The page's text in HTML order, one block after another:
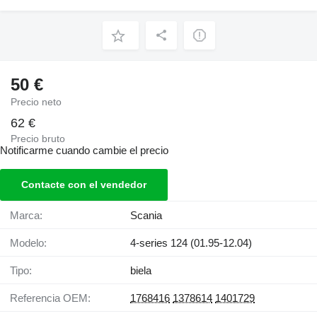
50 €
Precio neto
62 €
Precio bruto
Notificarme cuando cambie el precio
Contacte con el vendedor
Marca: Scania
Modelo: 4-series 124 (01.95-12.04)
Tipo: biela
Referencia OEM: 1768416 1378614 1401729